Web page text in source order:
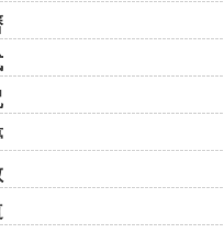
八字結構的作用變化
的作用變化
穿的作用變化
地支生剋合化會刑沖
合的作用
合化會刑沖實例練習